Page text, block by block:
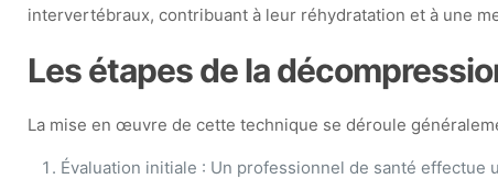
intervertébraux, contribuant à leur réhydratation et à une
Les étapes de la
La mise en œuvre de cette technique se déroule
Évaluation initiale : Un professionnel de santé